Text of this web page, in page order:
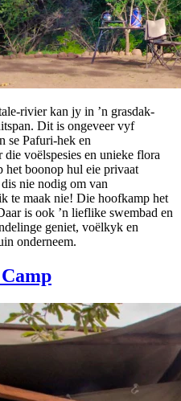
rivier kan jy in ’n grasdak-
Dit is ongeveer vyf
se Pafuri-hek en
voëlspesies en unieke flora
het boonop hul eie privaat
nie nodig om van
te maak nie! Die hoofkamp het
is ook ’n lieflike swembad en
geniet, voëlkyk en
onderneem.